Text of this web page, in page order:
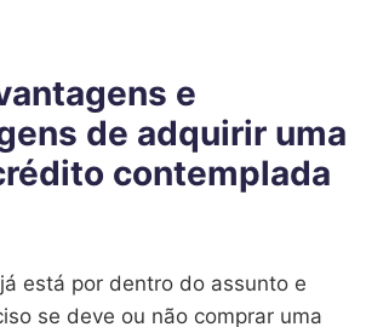
e
de adquirir uma
contemplada
está por dentro do assunto e
se deve ou não comprar uma